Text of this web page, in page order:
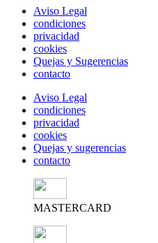
Aviso Legal
condiciones
privacidad
cookies
Quejas y Sugerencias
contacto
Aviso Legal
condiciones
privacidad
cookies
Quejas y sugerencias
contacto
MASTERCARD